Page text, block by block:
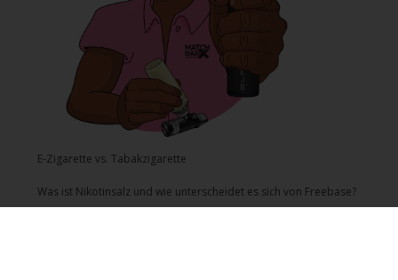
E-Zigarette vs. Tabakzigarette
Was ist Nikotinsalz und wie unterscheidet es sich von Freebase?